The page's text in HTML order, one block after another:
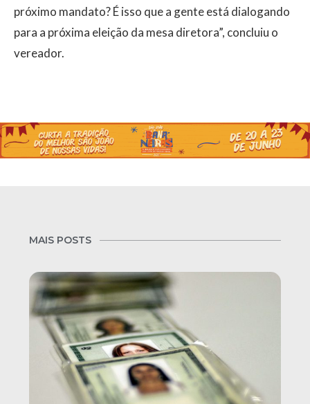
próximo mandato? É isso que a gente está dialogando
para a próxima eleição da mesa diretora”, concluiu o
vereador.
MAIS POSTS